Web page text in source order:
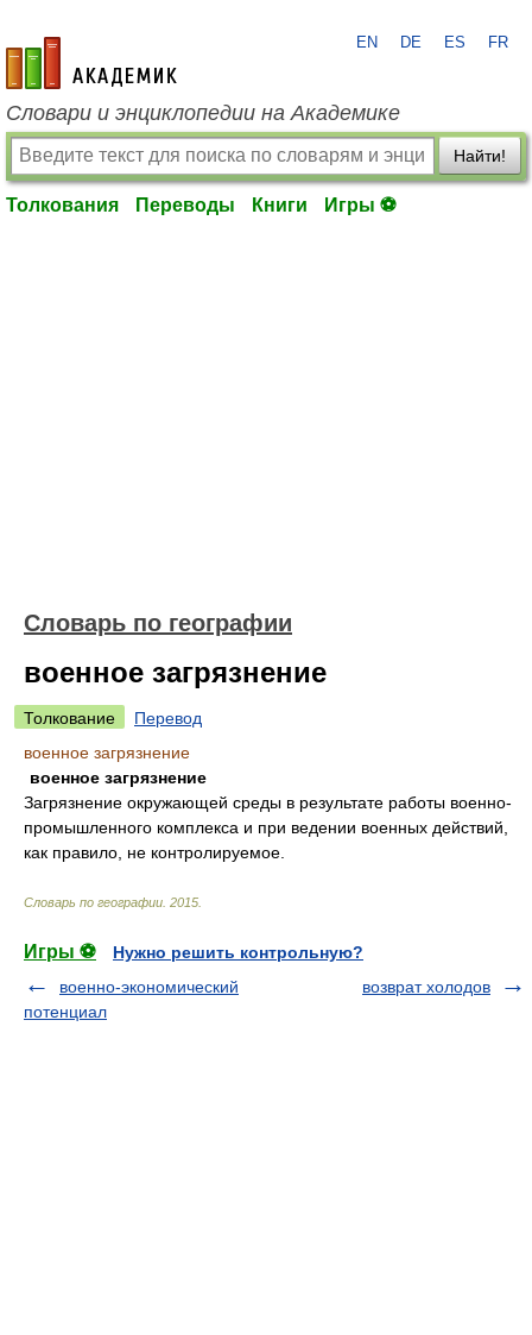
academic.ru
EN DE ES FR
Словари и энциклопедии на Академике
Найти!
Толкования Переводы Книги Игры ⚽
Словарь по географии
военное загрязнение
Толкование
Перевод
военное загрязнение
военное загрязнение
Загрязнение окружающей среды в результате работы военно-
промышленного комплекса и при ведении военных действий,
как правило, не контролируемое.
Словарь по географии 2015
Игры ⚽
Нужно решить контрольную?
военно-экономический
потенциал
возврат холодов